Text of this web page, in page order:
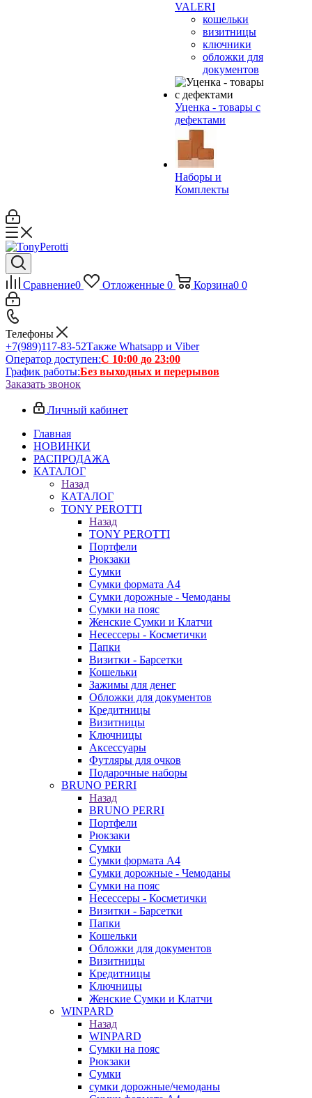
VALERI
кошельки
визитницы
ключники
обложки для
документов
Уценка - товары с
дефектами
Наборы и
Комплекты
Сравнение0 Отложенные 0 Корзина0 0
Телефоны
+7(989)117-83-52Также Whatsapp и Viber
Оператор доступен:С 10:00 до 23:00
График работы:Без выходных и перерывов
Заказать звонок
Личный кабинет
Главная
НОВИНКИ
РАСПРОДАЖА
КАТАЛОГ
Назад
КАТАЛОГ
TONY PEROTTI
Назад
TONY PEROTTI
Портфели
Рюкзаки
Сумки
Сумки формата А4
Сумки дорожные - Чемоданы
Сумки на пояс
Женские Сумки и Клатчи
Несессеры - Косметички
Папки
Визитки - Барсетки
Кошельки
Зажимы для денег
Обложки для документов
Кредитницы
Визитницы
Ключницы
Аксессуары
Футляры для очков
Подарочные наборы
BRUNO PERRI
Назад
BRUNO PERRI
Портфели
Рюкзаки
Сумки
Сумки формата А4
Сумки дорожные - Чемоданы
Сумки на пояс
Несессеры - Косметички
Визитки - Барсетки
Папки
Кошельки
Обложки для документов
Визитницы
Кредитницы
Ключницы
Женские Сумки и Клатчи
WINPARD
Назад
WINPARD
Сумки на пояс
Рюкзаки
Сумки
сумки дорожные/чемоданы